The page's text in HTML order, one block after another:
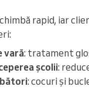
rapid, iar
vară: tratament
școlii:
: cocuri și